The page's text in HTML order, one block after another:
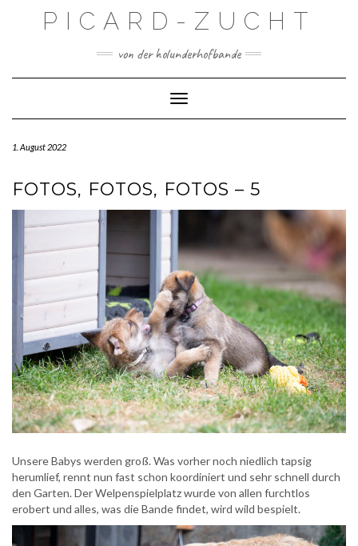
PICARD-ZUCHT
von der holunderhofbande
Toggle Navigation
1. August 2022
FOTOS, FOTOS, FOTOS – 5
Unsere Babys werden groß. Was vorher noch niedlich tapsig
herumlief, rennt nun fast schon koordiniert und sehr schnell durch
den Garten. Der Welpenspielplatz wurde von allen furchtlos
erobert und alles, was die Bande findet, wird wild bespielt.